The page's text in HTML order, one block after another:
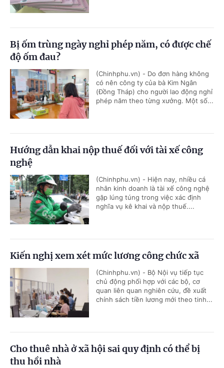
Bị ốm trùng ngày nghỉ phép năm, có được chế
độ ốm đau?
(Chinhphu.vn) - Do đơn hàng không
có nên công ty của bà Kim Ngân
(Đồng Tháp) cho người lao động nghỉ
phép năm theo từng xưởng. Một số...
Hướng dẫn khai nộp thuế đối với tài xế công
nghệ
(Chinhphu.vn) - Hiện nay, nhiều cá
nhân kinh doanh là tài xế công nghệ
gặp lúng túng trong việc xác định
nghĩa vụ kê khai và nộp thuế....
Kiến nghị xem xét mức lương công chức xã
(Chinhphu.vn) - Bộ Nội vụ tiếp tục
chủ động phối hợp với các bộ, cơ
quan liên quan nghiên cứu, đề xuất
chính sách tiền lương mới theo tinh...
Cho thuê nhà ở xã hội sai quy định có thể bị
thu hồi nhà